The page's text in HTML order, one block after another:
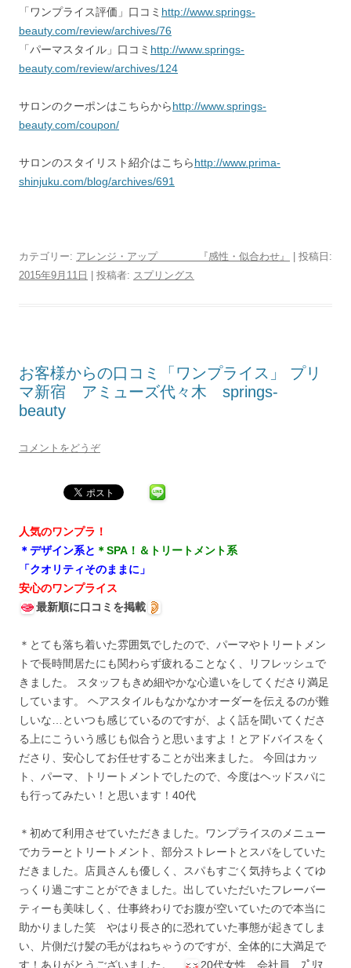
「ワンプライス評価」口コミ http://www.springs-
beauty.com/review/archives/76
「パーマスタイル」口コミ http://www.springs-
beauty.com/review/archives/124
サロンのクーポンはこちらからhttp://www.springs-
beauty.com/coupon/
サロンのスタイリスト紹介はこちらhttp://www.prima-
shinjuku.com/blog/archives/691
カテゴリー: アレンジ・アップ 『感性・似合わせ』
| 投稿日:
2015年9月11日
投稿者: スプリングス
お客様からの口コミ「ワンプライス」 プリ
マ新宿 アミューズ代々木 springs-
beauty
コメントをどうぞ
人気のワンプラ！
＊デザイン系と ＊SPA！＆トリートメント系
「クオリティそのままに」
安心のワンプライス
最新順に口コミを掲載
＊とても落ち着いた雰囲気でしたので、パーマやトリートメン
トで長時間居たにも関わらず疲れることなく、リフレッシュで
きました。 スタッフもきめ細やかな心遣いをしてくださり満足
しています。 ヘアスタイルもなかなかオーダーを伝えるのが難
しいな…といつも感じているのですが、よく話を聞いてくださ
る上にこういう感じも似合うと思いますよ！とアドバイスをく
ださり、安心してお任せすることが出来ました。 今回はカッ
ト、パーマ、トリートメントでしたので、今度はヘッドスパに
も行ってみたい！と思います！40代
＊初めて利用させていただきました。ワンプライスのメニュー
でカラーとトリートメント、部分ストレートとスパをしていた
だきました。店員さんも優しく、スパもすごく気持ちよくてゆ
っくり過ごすことができました。出していただいたフレーバー
ティーも美味しく、仕事終わりでお腹が空いていたので本当に
助かりました笑 やはり長さ的に恐れていた事態が起きてしま
い、片側だけ髪の毛がはねちゃうのですが、全体的に大満足で
す！ありがとうございました。
20代女性 会社員 ﾌﾟﾘﾏ